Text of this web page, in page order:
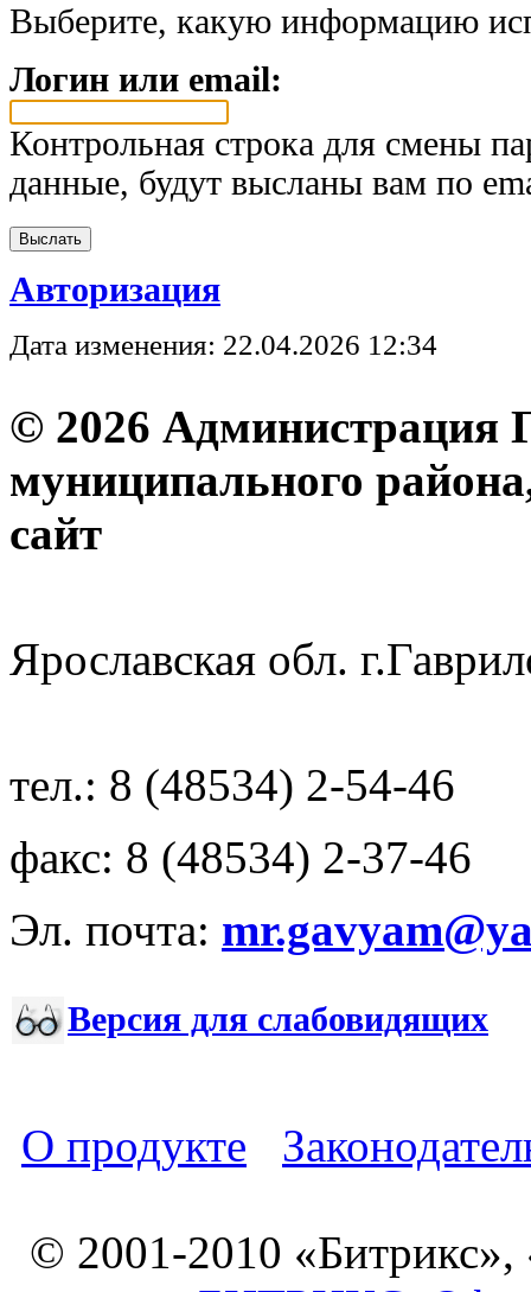
Выберите, какую информацию
Логин или email:
Контрольная строка для смены
данные, будут высланы вам по
Авторизация
Дата изменения: 22.04.2026 12:34
© 2026 Администрация
муниципального
Ярославская обл.
тел.: 8 (48534) 2-54-46
факс: 8 (48534) 2-37-46
Эл. почта:
Версия для слабовидящих
О продукте
© 2001-2010 «Битрикс»,